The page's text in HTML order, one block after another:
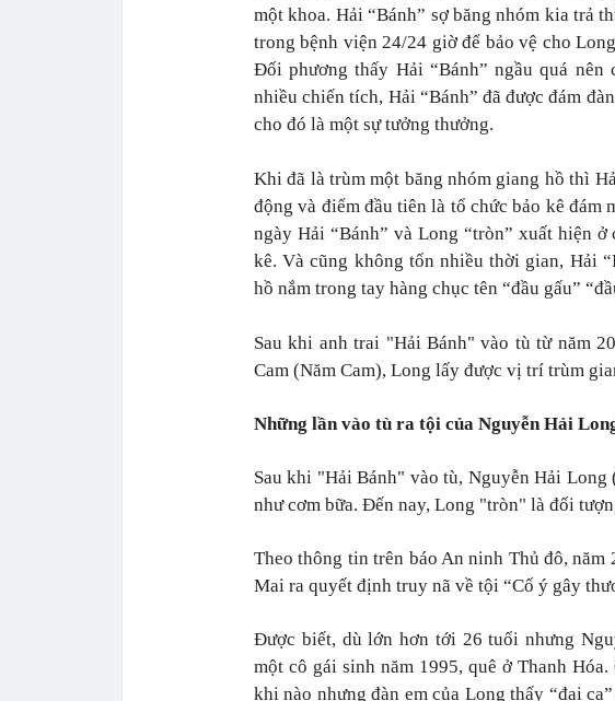
một khoa. Hải “Bánh” sợ băng nhóm kia trả
trong bệnh viện 24/24 giờ để bảo vệ cho
Đối phương thấy Hải “Bánh” ngầu quá nên
nhiều chiến tích, Hải “Bánh” đã được đám
cho đó là một sự tưởng thưởng.
Khi đã là trùm một băng nhóm giang hồ thì
động và điểm đầu tiên là tổ chức bảo kê
ngày Hải “Bánh” và Long “tròn” xuất hiện
kê. Và cũng không tốn nhiều thời gian, Hải
hồ nắm trong tay hàng chục tên “đầu gấu”
Sau khi anh trai "Hải Bánh" vào tù từ năm
Cam (Năm Cam), Long lấy được vị trí trùm
Những lần vào tù ra tội của Nguyễn Hải
Sau khi "Hải Bánh" vào tù, Nguyễn Hải
như cơm bữa. Đến nay, Long "tròn" là đối
Theo thông tin trên báo An ninh Thủ đô, năm
Mai ra quyết định truy nã về tội “Cố ý gây
Được biết, dù lớn hơn tới 26 tuổi nhưng
một cô gái sinh năm 1995, quê ở Thanh
khi nào nhưng đàn em của Long thấy “đại